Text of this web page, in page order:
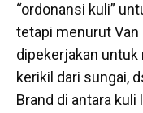
“ordonansi kuli”
tetapi menurut Van
dipekerjakan
kerikil dari sungai,
Brand di antara kuli